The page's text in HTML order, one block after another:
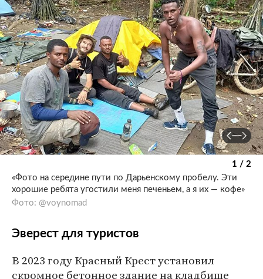
1 / 2
«Фото на середине пути по Дарьенскому пробелу. Эти
хорошие ребята угостили меня печеньем, а я их — кофе»
Фото: @voynomad
Эверест для туристов
В 2023 году Красный Крест установил
скромное бетонное здание на кладбище